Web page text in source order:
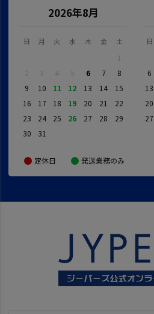
2026年8月
日 月 火 水 木 金 土
1
2
3 4 5 6 7
8
9
10 11 12 13 14
15
16
17 18 19 20 21
22
23
24 25 26 27 28
29
30
31
日
6
13
20
27
定休日 発送業務のみ